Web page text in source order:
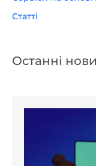
Статті
Останні